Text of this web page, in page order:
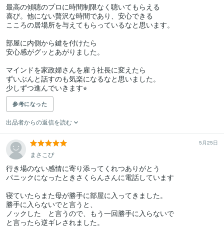
最高の傾聴のプロに時間制限なく聴いてもらえる
喜び。他にない贅沢な時間であり、安心できる
こころの居場所を与えてもらっているなと思います。
部屋に内側から鍵を付けたら
安心感がグッとあがりました。
マインドを家政婦さんを雇う社長に変えたら
ずいぶんと話すのも気楽になるなと思いました。
少しずつ進んでいきます⭐︎
参考になった
出品者からの返信を読む
5月25日
まさこぴ
行き場のない感情に寄り添ってくれつありがとう
パニックになったときさくらんさんに電話しています
寝ていたらまた母が勝手に部屋に入ってきました。
勝手に入らないでと言うと、
ノックした　と言うので、もう一回勝手に入らないで
と言ったら逆ギレされました。